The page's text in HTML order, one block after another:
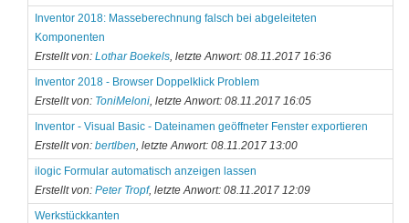
Inventor 2018: Masseberechnung falsch bei abgeleiteten
Komponenten
Erstellt von: Lothar Boekels, letzte Anwort: 08.11.2017 16:36
Inventor 2018 - Browser Doppelklick Problem
Erstellt von: ToniMeloni, letzte Anwort: 08.11.2017 16:05
Inventor - Visual Basic - Dateinamen geöffneter Fenster exportieren
Erstellt von: bertlben , letzte Anwort: 08.11.2017 13:00
ilogic Formular automatisch anzeigen lassen
Erstellt von: Peter Tropf, letzte Anwort: 08.11.2017 12:09
Werkstückkanten